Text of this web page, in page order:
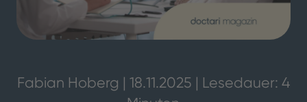
Fabian Hoberg | 18.11.2025 | Lesedauer: 4